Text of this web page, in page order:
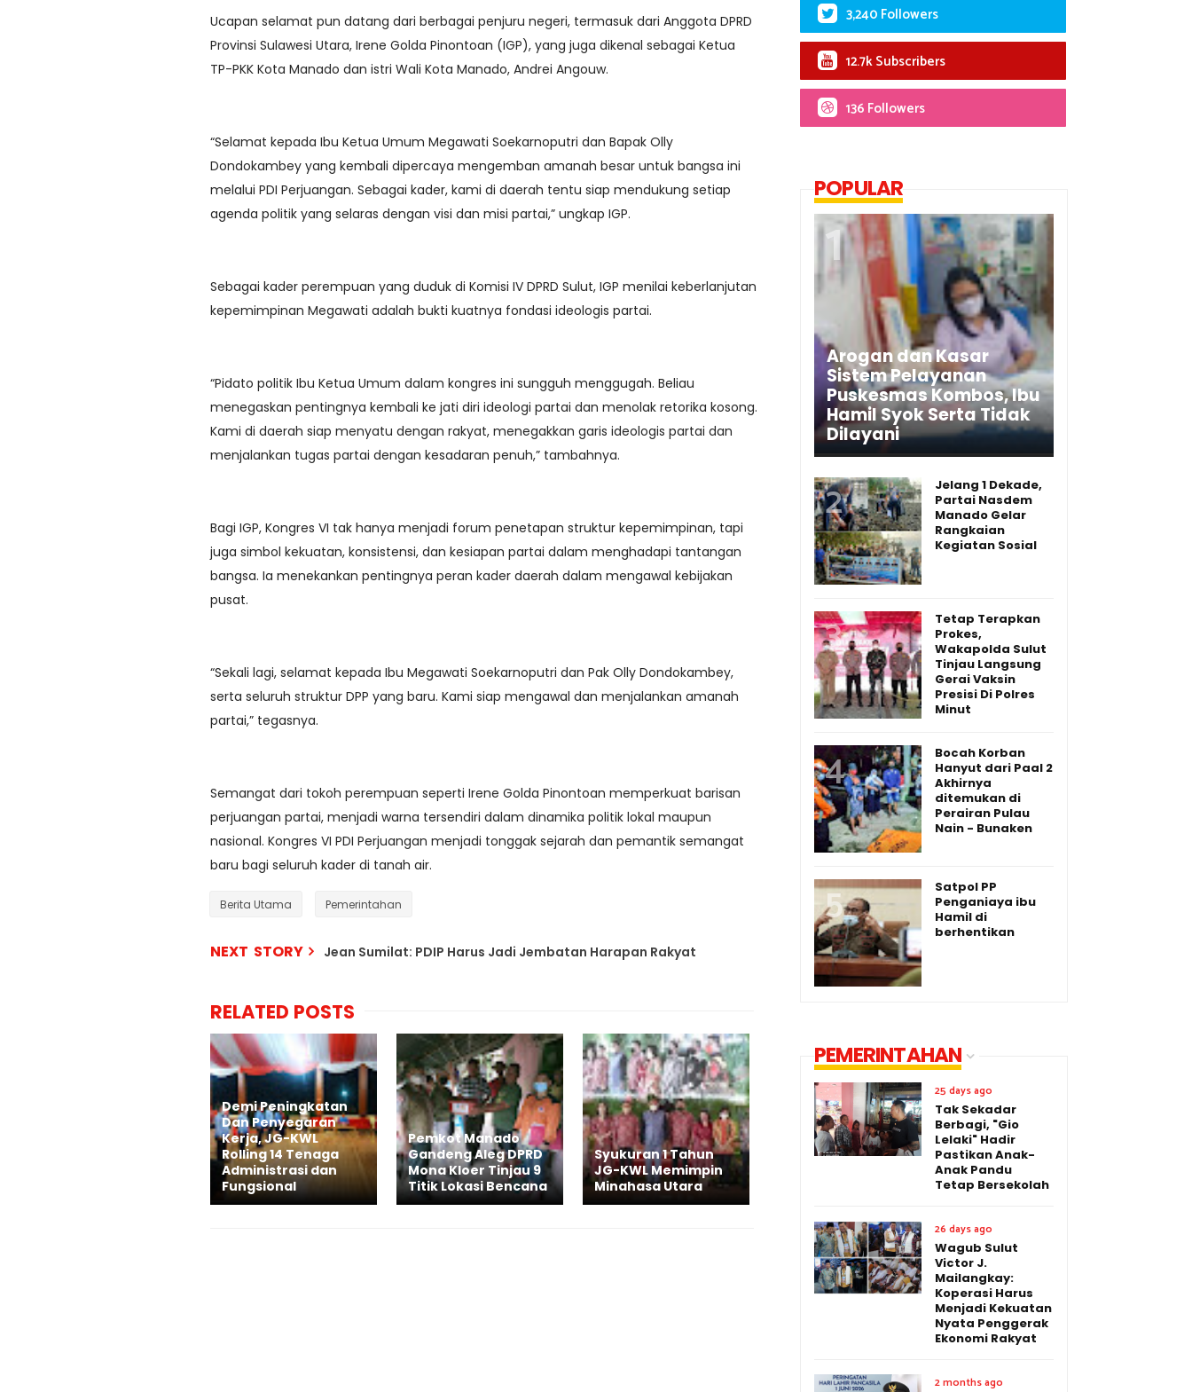
Ucapan selamat pun datang dari berbagai penjuru negeri, termasuk dari Anggota DPRD
Provinsi Sulawesi Utara, Irene Golda Pinontoan (IGP), yang juga dikenal sebagai Ketua
TP-PKK Kota Manado dan istri Wali Kota Manado, Andrei Angouw.
“Selamat kepada Ibu Ketua Umum Megawati Soekarnoputri dan Bapak Olly
Dondokambey yang kembali dipercaya mengemban amanah besar untuk bangsa ini
melalui PDI Perjuangan. Sebagai kader, kami di daerah tentu siap mendukung setiap
agenda politik yang selaras dengan visi dan misi partai,” ungkap IGP.
Sebagai kader perempuan yang duduk di Komisi IV DPRD Sulut, IGP menilai keberlanjutan
kepemimpinan Megawati adalah bukti kuatnya fondasi ideologis partai.
“Pidato politik Ibu Ketua Umum dalam kongres ini sungguh menggugah. Beliau
menegaskan pentingnya kembali ke jati diri ideologi partai dan menolak retorika kosong.
Kami di daerah siap menyatu dengan rakyat, menegakkan garis ideologis partai dan
menjalankan tugas partai dengan kesadaran penuh,” tambahnya.
Bagi IGP, Kongres VI tak hanya menjadi forum penetapan struktur kepemimpinan, tapi
juga simbol kekuatan, konsistensi, dan kesiapan partai dalam menghadapi tantangan
bangsa. Ia menekankan pentingnya peran kader daerah dalam mengawal kebijakan
pusat.
“Sekali lagi, selamat kepada Ibu Megawati Soekarnoputri dan Pak Olly Dondokambey,
serta seluruh struktur DPP yang baru. Kami siap mengawal dan menjalankan amanah
partai,” tegasnya.
Semangat dari tokoh perempuan seperti Irene Golda Pinontoan memperkuat barisan
perjuangan partai, menjadi warna tersendiri dalam dinamika politik lokal maupun
nasional. Kongres VI PDI Perjuangan menjadi tonggak sejarah dan pemantik semangat
baru bagi seluruh kader di tanah air.
Berita Utama Pemerintahan
NEXT STORY Jean Sumilat: PDIP Harus Jadi Jembatan Harapan Rakyat
RELATED POSTS
Demi Peningkatan
Dan Penyegaran
Kerja, JG-KWL
Rolling 14 Tenaga
Administrasi dan
Fungsional
Pemkot Manado
Gandeng Aleg DPRD
Mona Kloer Tinjau 9
Titik Lokasi Bencana
Syukuran 1 Tahun
JG-KWL Memimpin
Minahasa Utara
3,240 Followers
12.7k Subscribers
136 Followers
POPULAR
Arogan dan Kasar
Sistem Pelayanan
Puskesmas Kombos, Ibu
Hamil Syok Serta Tidak
Dilayani
Jelang 1 Dekade,
Partai Nasdem
Manado Gelar
Rangkaian
Kegiatan Sosial
Tetap Terapkan
Prokes,
Wakapolda Sulut
Tinjau Langsung
Gerai Vaksin
Presisi Di Polres
Minut
Bocah Korban
Hanyut dari Paal 2
Akhirnya
ditemukan di
Perairan Pulau
Nain - Bunaken
Satpol PP
Penganiaya ibu
Hamil di
berhentikan
PEMERINTAHAN
25 days ago
Tak Sekadar
Berbagi, "Gio
Lelaki" Hadir
Pastikan Anak-
Anak Pandu
Tetap Bersekolah
26 days ago
Wagub Sulut
Victor J.
Mailangkay:
Koperasi Harus
Menjadi Kekuatan
Nyata Penggerak
Ekonomi Rakyat
2 months ago